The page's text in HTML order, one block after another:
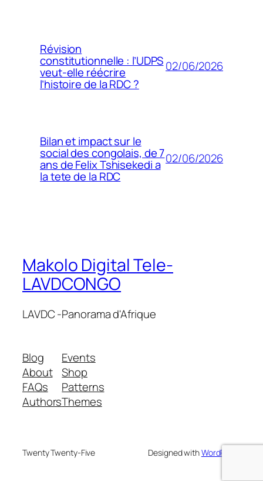
Révision
constitutionnelle : l’UDPS
veut-elle réécrire
l’histoire de la RDC ?
02/06/2026
Bilan et impact sur le
social des congolais, de 7
ans de Felix Tshisekedi a
la tete de la RDC
02/06/2026
Makolo Digital Tele-
LAVDCONGO
LAVDC -Panorama d'Afrique
Blog
About
FAQs
Authors
Events
Shop
Patterns
Themes
Twenty Twenty-Five Designed withWordPress